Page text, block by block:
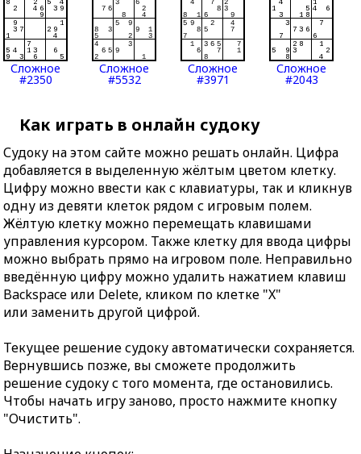
Сложное
#2350
Сложное
#5532
Сложное
#3971
Сложное
#2043
Как играть в онлайн судоку
Судоку на этом сайте можно решать онлайн. Цифра
добавляется в выделенную жёлтым цветом клетку.
Цифру можно ввести как с клавиатуры, так и кликнув
одну из девяти клеток рядом с игровым полем.
Жёлтую клетку можно перемещать клавишами
управления курсором. Также клетку для ввода цифры
можно выбрать прямо на игровом поле. Неправильно
введённую цифру можно удалить нажатием клавиш
Backspace или Delete, кликом по клетке "X"
или заменить другой цифрой.
Текущее решение судоку автоматически сохраняется.
Вернувшись позже, вы сможете продолжить
решение судоку с того момента, где остановились.
Чтобы начать игру заново, просто нажмите кнопку
"Очистить".